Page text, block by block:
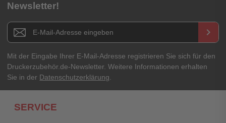
Newsletter!
Newsletter E-Mail Adresse keyboard_arrow_right
Mit der Eingabe Ihrer E-Mail-Adresse registrieren Sie sich für den
Druckerzubehör.de-Newsletter. Weitere Informationen erhalten
Sie in der Datenschutzerklärung.
SERVICE